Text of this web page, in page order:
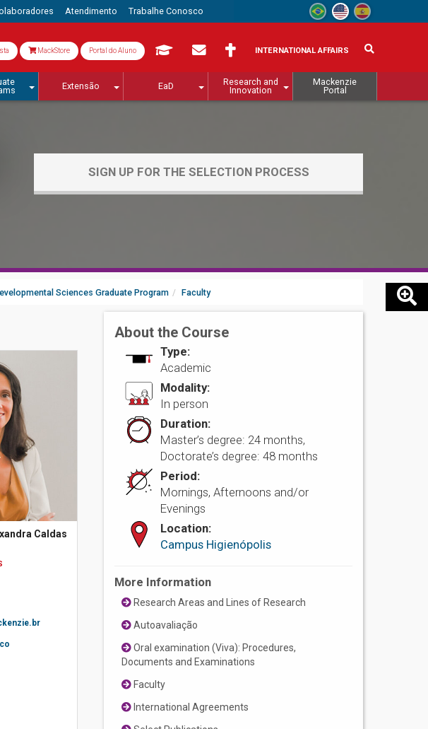
Atendimento Trabalhe Conosco
MackStore Portal do Aluno INTERNATIONAL AFFAIRS
Extensão EaD
Research and
Innovation
Mackenzie
Portal
SIGN UP FOR THE SELECTION PROCESS
Sciences Graduate Program Faculty
Caldas
About the Course
Type:
Academic
Modality:
In person
Duration:
Master’s degree: 24 months,
Doctorate’s degree: 48 months
Period:
Mornings, Afternoons and/or
Evenings
Location:
Campus Higienópolis
More Information
Research Areas and Lines of Research
Autoavaliação
Oral examination (Viva): Procedures,
Documents and Examinations
Faculty
International Agreements